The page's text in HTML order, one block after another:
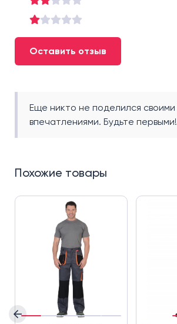
Оставить отзыв
Еще никто не поделился своими
впечатлениями. Будьте первыми!
Похожие товары